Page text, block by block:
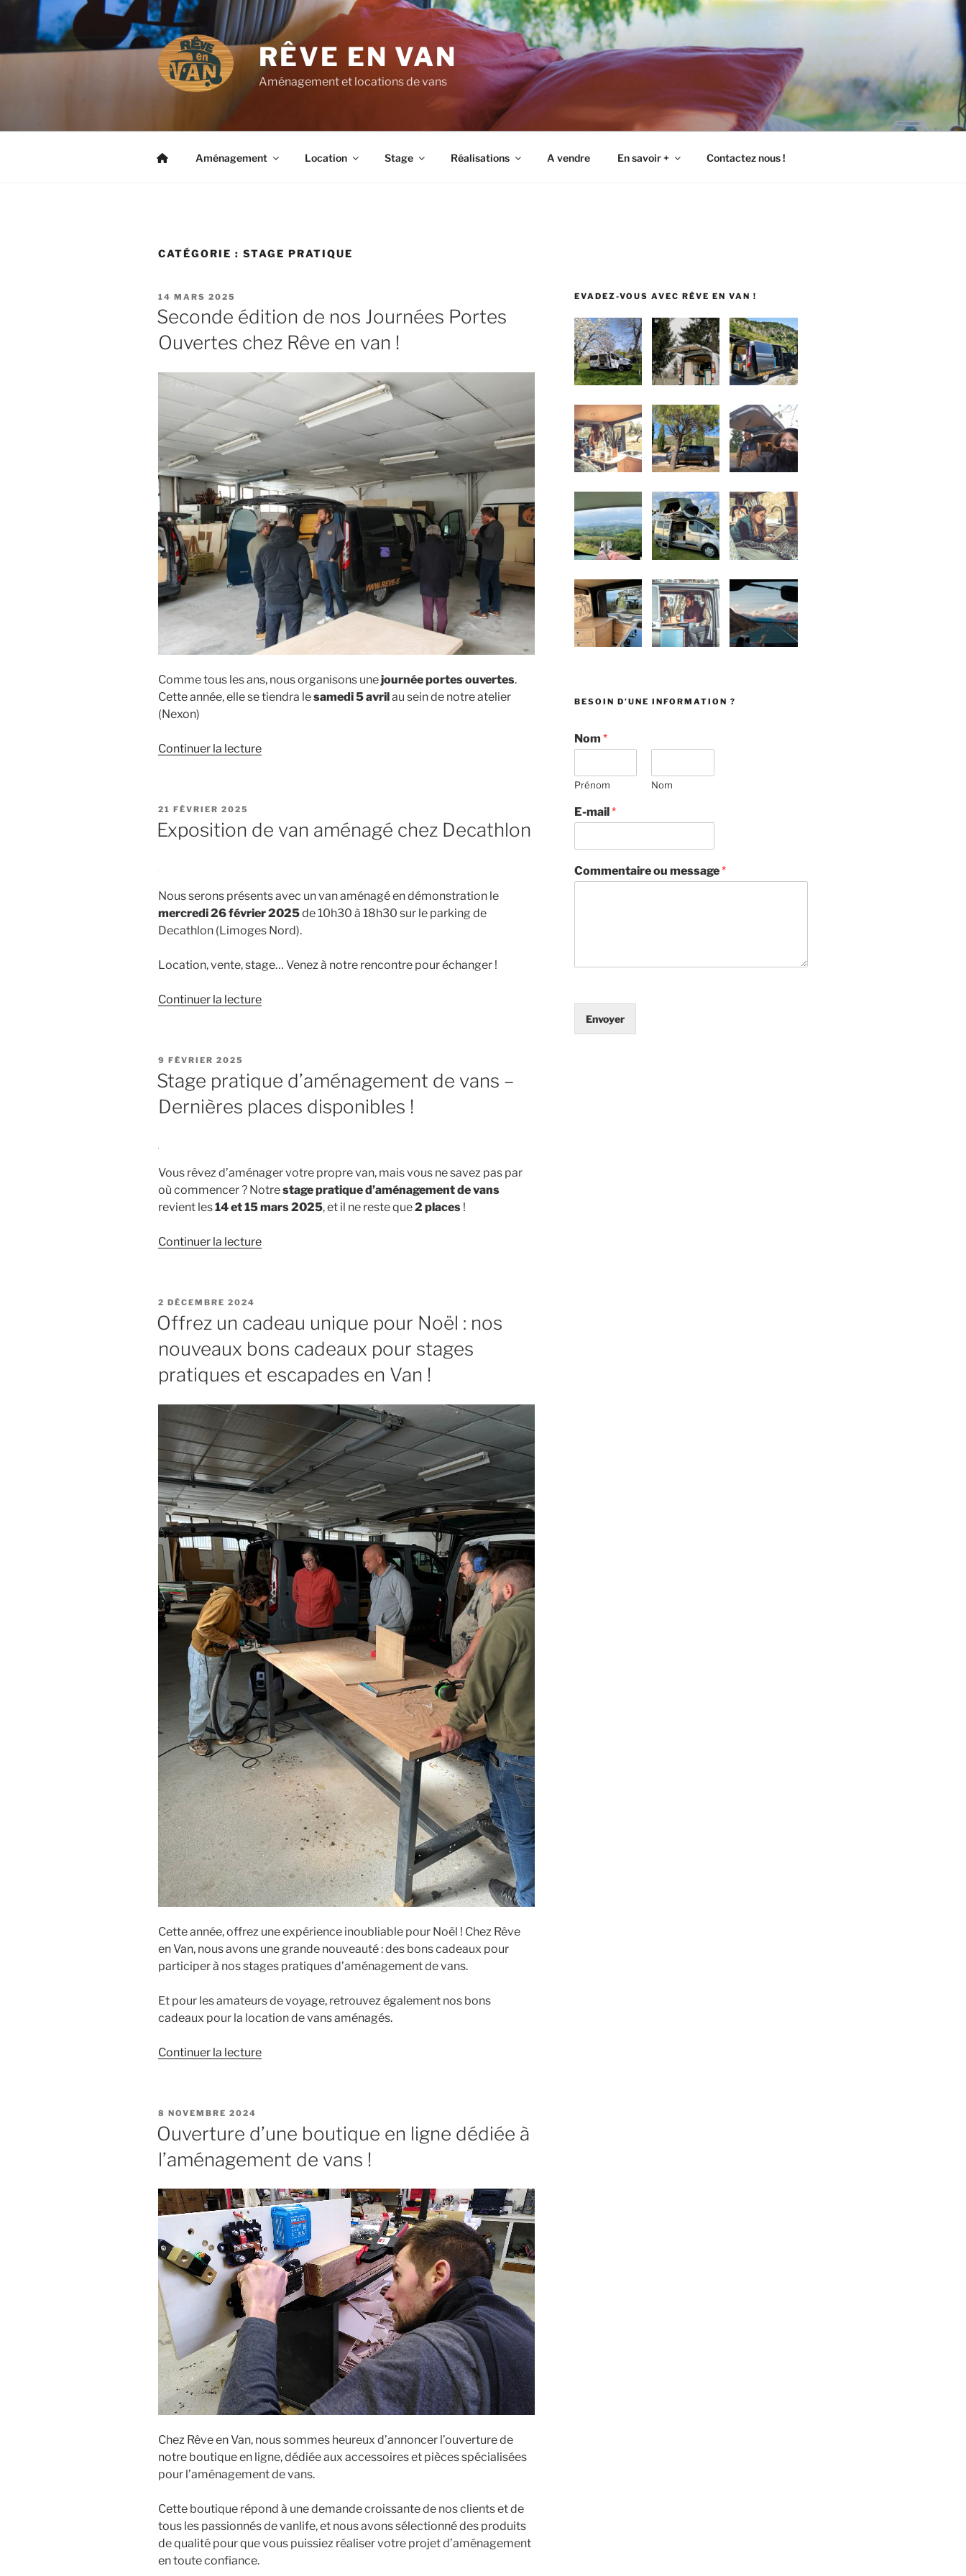
contenu
principal
RÊVE EN VAN
Aménagement et locations de vans
Aménagement Location Stage Réalisations A vendre En savoir + Contactez nous !
CATÉGORIE : STAGE PRATIQUE
PUBLIÉ
LE
14 MARS 2025
Seconde édition de nos Journées Portes
Ouvertes chez Rêve en van !
Comme tous les ans, nous organisons unejournée portes ouvertes.
Cette année, elle se tiendra lesamedi 5 avrilau sein de notre atelier
(Nexon)
Continuer la lecturede
Journées
Rêve
en
van
PUBLIÉ
LE
21 FÉVRIER 2025
Exposition de van aménagé chez Decathlon
Nous serons présents avec un van aménagé en démonstration le
mercredi 26 février 2025de 10h30 à 18h30 sur le parking de
Decathlon (Limoges Nord).
Location, vente, stage… Venez à notre rencontre pour échanger !
Continuer la lecturede
chez
Decathlon »
PUBLIÉ
LE
9 FÉVRIER 2025
Stage pratique d’aménagement de vans –
Dernières places disponibles !
Vous rêvez d’aménager votre propre van, mais vous ne savez pas par
où commencer ? Notrestage pratique d’aménagement de vans
revient les14 et 15 mars 2025, et il ne reste que2 places !
Continuer la lecturede
vans
–
places
! »
PUBLIÉ
LE
2 DÉCEMBRE 2024
Offrez un cadeau unique pour Noël : nos
nouveaux bons cadeaux pour stages
pratiques et escapades en Van !
Cette année, offrez une expérience inoubliable pour Noël ! Chez Rêve
en Van, nous avons une grande nouveauté : des bons cadeaux pour
participer à nos stages pratiques d’aménagement de vans.
Et pour les amateurs de voyage, retrouvez également nos bons
cadeaux pour la location de vans aménagés.
Continuer la lecturede
pour
Noël
nos
nouveaux
bons
cadeaux
pour
stages
pratiques
et
escapades
en
Van
! »
PUBLIÉ
LE
8 NOVEMBRE 2024
Ouverture d’une boutique en ligne dédiée à
l’aménagement de vans !
Chez Rêve en Van, nous sommes heureux d’annoncer l’ouverture de
notre boutique en ligne, dédiée aux accessoires et pièces spécialisées
pour l’aménagement de vans.
Cette boutique répond à une demande croissante de nos clients et de
tous les passionnés de vanlife, et nous avons sélectionné des produits
de qualité pour que vous puissiez réaliser votre projet d’aménagement
en toute confiance.
EVADEZ-VOUS AVEC RÊVE EN VAN !
BESOIN D’UNE INFORMATION ?
Nom *
Prénom Nom
E-mail *
Commentaire ou message*
Envoyer